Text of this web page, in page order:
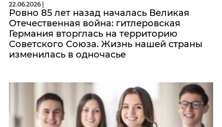
22.06.2026 |
Ровно 85 лет назад началась Великая
Отечественная война: гитлеровская
Германия вторглась на территорию
Советского Союза. Жизнь нашей страны
изменилась в одночасье